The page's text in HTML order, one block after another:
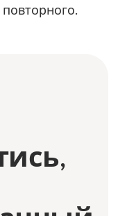
повторного.